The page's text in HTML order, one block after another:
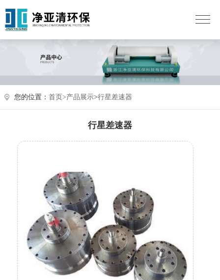
您的位置： 首页>产品展示>行星差速器
行星差速器